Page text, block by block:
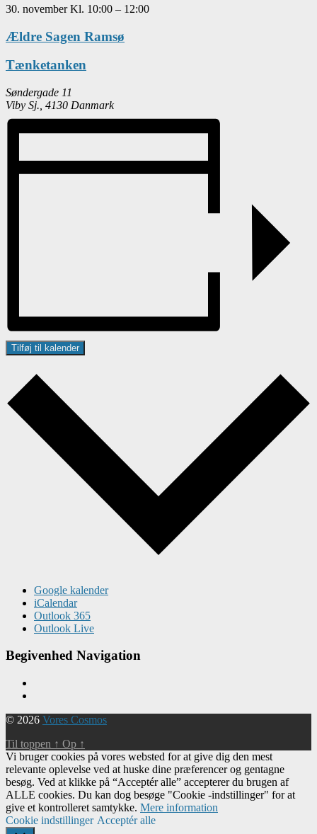
30. novemberKl. 10:00 – 12:00
Ældre Sagen Ramsø
Tænketanken
Søndergade 11
Viby Sj. 4130 Danmark
Tilføj til kalender
Google kalender
iCalendar
Outlook 365
Outlook Live
Begivenhed Navigation
© 2026 Vores Cosmos
Til toppen ↑ Op ↑
Vi bruger cookies på vores websted for at give dig den mest
relevante oplevelse ved at huske dine præferencer og gentagne
besøg. Ved at klikke på “Acceptér alle” accepterer du brugen af ​​
ALLE cookies. Du kan dog besøge "Cookie -indstillinger" for at
give et kontrolleret samtykke. Mere information
Cookie indstillinger Acceptér alle